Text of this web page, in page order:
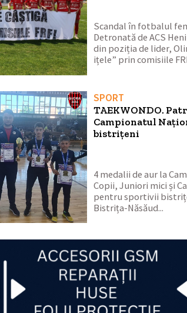
Scandal în fotbalul
Detronată de ACS
din poziția de lider,
ițele” prin comisiile
SPORT
TAEKWONDO.
Campionatul
bistrițeni
4 medalii de aur la
Copii, Juniori mici și
pentru sportivii
Bistrița-Năsăud...